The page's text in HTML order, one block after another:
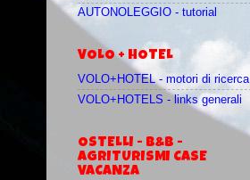
AUTONOLEGGIO - tutorial
VOLO + HOTEL
VOLO+HOTEL - motori di ricerca
VOLO+HOTELS - links generali
OSTELLI - B&B -
AGRITURISMI CASE
VACANZA